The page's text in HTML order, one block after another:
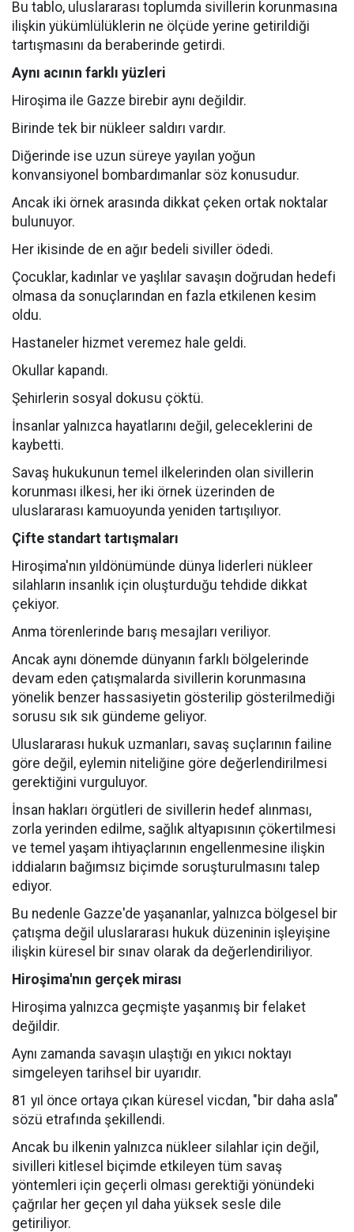
Bu tablo, uluslararası toplumda sivillerin korunmasına
ilişkin yükümlülüklerin ne ölçüde yerine getirildiği
tartışmasını da beraberinde getirdi.
Aynı acının farklı yüzleri
Hiroşima ile Gazze birebir aynı değildir.
Birinde tek bir nükleer saldırı vardır.
Diğerinde ise uzun süreye yayılan yoğun
konvansiyonel bombardımanlar söz konusudur.
Ancak iki örnek arasında dikkat çeken ortak noktalar
bulunuyor.
Her ikisinde de en ağır bedeli siviller ödedi.
Çocuklar, kadınlar ve yaşlılar savaşın doğrudan hedefi
olmasa da sonuçlarından en fazla etkilenen kesim
oldu.
Hastaneler hizmet veremez hale geldi.
Okullar kapandı.
Şehirlerin sosyal dokusu çöktü.
İnsanlar yalnızca hayatlarını değil, geleceklerini de
kaybetti.
Savaş hukukunun temel ilkelerinden olan sivillerin
korunması ilkesi, her iki örnek üzerinden de
uluslararası kamuoyunda yeniden tartışılıyor.
Çifte standart tartışmaları
Hiroşima'nın yıldönümünde dünya liderleri nükleer
silahların insanlık için oluşturduğu tehdide dikkat
çekiyor.
Anma törenlerinde barış mesajları veriliyor.
Ancak aynı dönemde dünyanın farklı bölgelerinde
devam eden çatışmalarda sivillerin korunmasına
yönelik benzer hassasiyetin gösterilip gösterilmediği
sorusu sık sık gündeme geliyor.
Uluslararası hukuk uzmanları, savaş suçlarının failine
göre değil, eylemin niteliğine göre değerlendirilmesi
gerektiğini vurguluyor.
İnsan hakları örgütleri de sivillerin hedef alınması,
zorla yerinden edilme, sağlık altyapısının çökertilmesi
ve temel yaşam ihtiyaçlarının engellenmesine ilişkin
iddiaların bağımsız biçimde soruşturulmasını talep
ediyor.
Bu nedenle Gazze'de yaşananlar, yalnızca bölgesel bir
çatışma değil uluslararası hukuk düzeninin işleyişine
ilişkin küresel bir sınav olarak da değerlendiriliyor.
Hiroşima'nın gerçek mirası
Hiroşima yalnızca geçmişte yaşanmış bir felaket
değildir.
Aynı zamanda savaşın ulaştığı en yıkıcı noktayı
simgeleyen tarihsel bir uyarıdır.
81 yıl önce ortaya çıkan küresel vicdan, "bir daha asla"
sözü etrafında şekillendi.
Ancak bu ilkenin yalnızca nükleer silahlar için değil,
sivilleri kitlesel biçimde etkileyen tüm savaş
yöntemleri için geçerli olması gerektiği yönündeki
çağrılar her geçen yıl daha yüksek sesle dile
getiriliyor.